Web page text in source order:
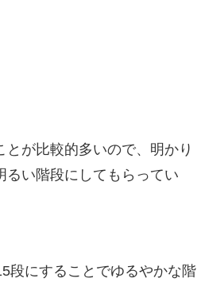
が比較的多いので、明かり
るい階段にしてもらってい
段にすることでゆるやかな階